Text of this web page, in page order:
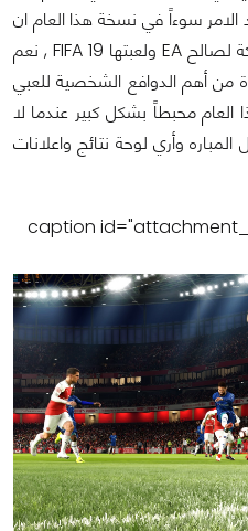
الامر سوءاً في نسخة هذا العام ان
حتي هذه البطولة قد فقدتها الشركة لصالح EA ولعبتها FIFA 19 , نعم
من أهم الدوافع الشخصية للعبي
محبطاً بشكل كبير عندما لا
وأري لوحة نتائج واعلانات
[caption